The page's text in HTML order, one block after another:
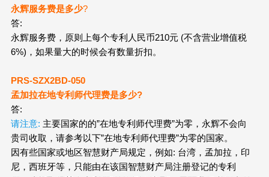
永辉服务费是多少?
答:
永辉服务费，原则上每个专利人民币210元 (不含营业增值税
6%)，如果量大的时候会有数量折扣。
PRS-SZX2BD-050
孟加拉在地专利师代理费是多少?
答:
请注意: 主要国家的的”在地专利师代理费”为零，永辉不会向
贵司收取，请参考以下”在地专利师代理费”为零的国家。
因有些国家或地区智慧财产局规定，例如: 台湾，孟加拉，印
尼，西班牙等，只能由在该国智慧财产局注册登记的专利